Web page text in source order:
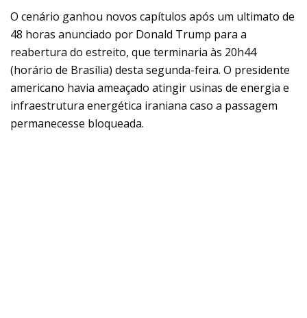
O cenário ganhou novos capítulos após um ultimato de
48 horas anunciado por Donald Trump para a
reabertura do estreito, que terminaria às 20h44
(horário de Brasília) desta segunda-feira. O presidente
americano havia ameaçado atingir usinas de energia e
infraestrutura energética iraniana caso a passagem
permanecesse bloqueada.